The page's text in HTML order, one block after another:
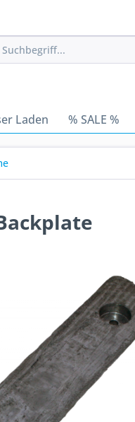
Laden % SALE %